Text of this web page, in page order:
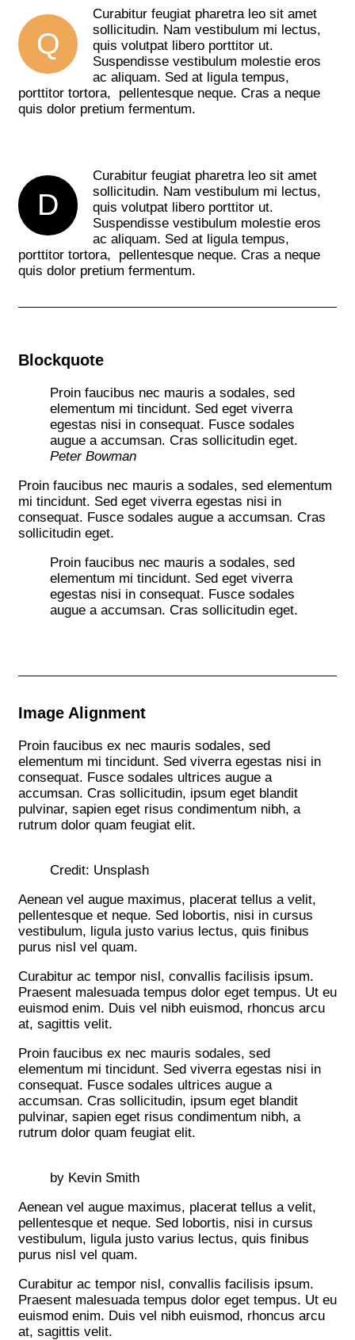
Q
Curabitur feugiat pharetra leo sit amet
sollicitudin. Nam vestibulum mi lectus,
quis volutpat libero porttitor ut.
Suspendisse vestibulum molestie eros
ac aliquam. Sed at ligula tempus,
porttitor tortora, pellentesque neque. Cras a neque
quis dolor pretium fermentum.
D
Curabitur feugiat pharetra leo sit amet
sollicitudin. Nam vestibulum mi lectus,
quis volutpat libero porttitor ut.
Suspendisse vestibulum molestie eros
ac aliquam. Sed at ligula tempus,
porttitor tortora, pellentesque neque. Cras a neque
quis dolor pretium fermentum.
Blockquote
Proin faucibus nec mauris a sodales, sed
elementum mi tincidunt. Sed eget viverra
egestas nisi in consequat. Fusce sodales
augue a accumsan. Cras sollicitudin eget.
Peter Bowman
Proin faucibus nec mauris a sodales, sed elementum
mi tincidunt. Sed eget viverra egestas nisi in
consequat. Fusce sodales augue a accumsan. Cras
sollicitudin eget.
Proin faucibus nec mauris a sodales, sed
elementum mi tincidunt. Sed eget viverra
egestas nisi in consequat. Fusce sodales
augue a accumsan. Cras sollicitudin eget.
Image Alignment
Proin faucibus ex nec mauris sodales, sed
elementum mi tincidunt. Sed viverra egestas nisi in
consequat. Fusce sodales ultrices augue a
accumsan. Cras sollicitudin, ipsum eget blandit
pulvinar, sapien eget risus condimentum nibh, a
rutrum dolor quam feugiat elit.
Credit: Unsplash
Aenean vel augue maximus, placerat tellus a velit,
pellentesque et neque. Sed lobortis, nisi in cursus
vestibulum, ligula justo varius lectus, quis finibus
purus nisl vel quam.
Curabitur ac tempor nisl, convallis facilisis ipsum.
Praesent malesuada tempus dolor eget tempus. Ut eu
euismod enim. Duis vel nibh euismod, rhoncus arcu
at, sagittis velit.
Proin faucibus ex nec mauris sodales, sed
elementum mi tincidunt. Sed viverra egestas nisi in
consequat. Fusce sodales ultrices augue a
accumsan. Cras sollicitudin, ipsum eget blandit
pulvinar, sapien eget risus condimentum nibh, a
rutrum dolor quam feugiat elit.
by Kevin Smith
Aenean vel augue maximus, placerat tellus a velit,
pellentesque et neque. Sed lobortis, nisi in cursus
vestibulum, ligula justo varius lectus, quis finibus
purus nisl vel quam.
Curabitur ac tempor nisl, convallis facilisis ipsum.
Praesent malesuada tempus dolor eget tempus. Ut eu
euismod enim. Duis vel nibh euismod, rhoncus arcu
at, sagittis velit.